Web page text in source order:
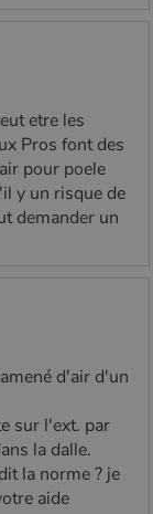
etre les
Pros font des
pour poele
y un risque de
demander un
d'air d'un
sur l'ext. par
la dalle.
la norme ? je
aide